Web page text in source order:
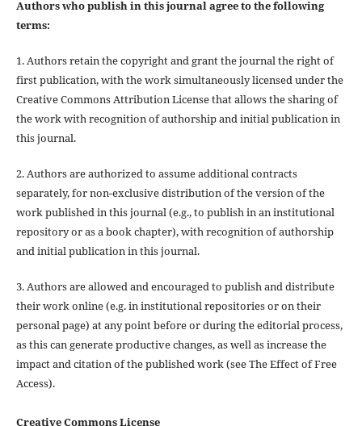
Authors who publish in this journal agree to the following
terms:
1. Authors retain the copyright and grant the journal the right of
first publication, with the work simultaneously licensed under the
Creative Commons Attribution License that allows the sharing of
the work with recognition of authorship and initial publication in
this journal.
2. Authors are authorized to assume additional contracts
separately, for non-exclusive distribution of the version of the
work published in this journal (e.g., to publish in an institutional
repository or as a book chapter), with recognition of authorship
and initial publication in this journal.
3. Authors are allowed and encouraged to publish and distribute
their work online (e.g. in institutional repositories or on their
personal page) at any point before or during the editorial process,
as this can generate productive changes, as well as increase the
impact and citation of the published work (see The Effect of Free
Access).
Creative Commons License